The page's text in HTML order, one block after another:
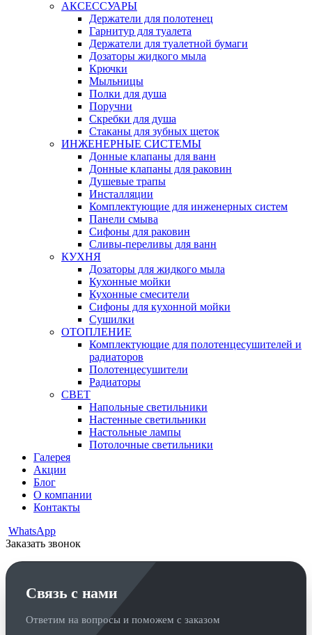
АКСЕССУАРЫ
Держатели для полотенец
Гарнитур для туалета
Держатели для туалетной бумаги
Дозаторы жидкого мыла
Крючки
Мыльницы
Полки для душа
Поручни
Скребки для душа
Стаканы для зубных щеток
ИНЖЕНЕРНЫЕ СИСТЕМЫ
Донные клапаны для ванн
Донные клапаны для раковин
Душевые трапы
Инсталляции
Комплектующие для инженерных систем
Панели смыва
Сифоны для раковин
Сливы-переливы для ванн
КУХНЯ
Дозаторы для жидкого мыла
Кухонные мойки
Кухонные смесители
Сифоны для кухонной мойки
Сушилки
ОТОПЛЕНИЕ
Комплектующие для полотенцесушителей и
радиаторов
Полотенцесушители
Радиаторы
СВЕТ
Напольные светильники
Настенные светильники
Настольные лампы
Потолочные светильники
Галерея
Акции
Блог
О компании
Контакты
WhatsApp
Заказать звонок
Связь с нами
Ответим на вопросы и поможем с заказом